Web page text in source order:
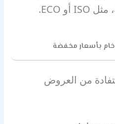
، مثل ISO أو ECO.
بأسعار مخفضة
من العروض